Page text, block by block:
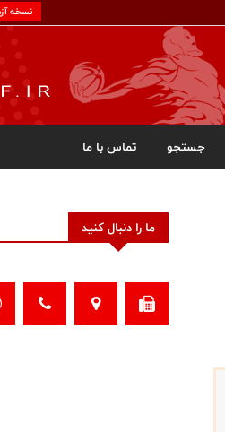
نسخه
جستجو تماس با ما
ما را دنبال کنید